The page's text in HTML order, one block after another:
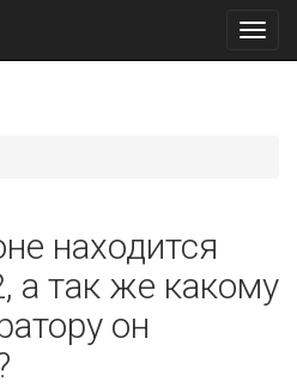
находится
а так же какому
он